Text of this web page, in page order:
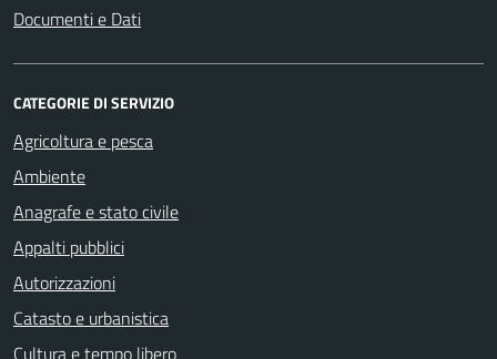
Documenti e Dati
CATEGORIE DI SERVIZIO
Agricoltura e pesca
Ambiente
Anagrafe e stato civile
Appalti pubblici
Autorizzazioni
Catasto e urbanistica
Cultura e tempo libero